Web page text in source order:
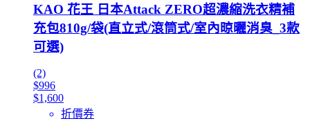
KAO 花王 日本Attack ZERO超濃縮洗衣精補
充包810g/袋(直立式/滾筒式/室內晾曬消臭_3款
可選)
(2)
$996
$1,600
折價券